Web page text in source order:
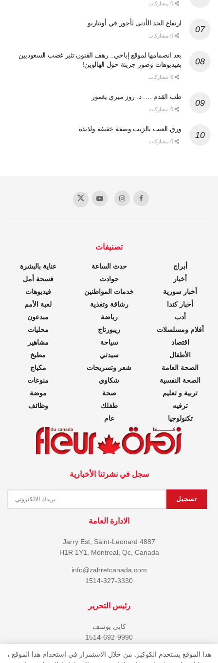
ارتفاع الحد الأدنى لأجور في أونتاريو
بعد انضمامها لموقع إباحي.. رهف القنون تثير غضب السعوديين
بفيديوهات وصور جريئة حول الهالوين!
طب القدم …. د. روز ميري يغمور
ورق العنب بالزيت وصفة خفيفة ولذيذة
تصنيفات
أبراج
أخبار
أخبار سورية
أخبار كندا
أدب
أفلام ومسلسلات
اقتصاد
الأطفال
الصحة العامة
الصحة النفسية
تربية و تعليم
ترفيه
تكنولوجيا
حدث الساعة
حوادث
خدمات المواطنين
رشاقة وتغذية
رياضة
ريبورتاج
سياحة
سيدتي
شعر وتسريحات
شكاوي
صحة
طفلك
عام
عناية بالبشرة
فسحة أمل
فيديوهات
لعبة الأمم
مبدعون
محليات
مشاهير
مطبخ
مكياج
منوعات
موضة
وظائف
سجل في نشرتنا الأخبارية
الادارة العامة
4887 Jarry Est, Saint-Leonard
H1R 1Y1, Montreal, Qc, Canada
info@zahretcanada.com
1514-327-3330
رئيس التحرير
كابي يوسف
1514-692-9990
هذا الموقع يستخدم الكوكيز. من خلال الاستمرار في استخدام هذا الموقع ،